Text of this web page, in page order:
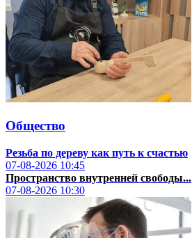
Общество
Резьба по дереву как путь к счастью
07-08-2026 10:45
Пространство внутренней свободы...
07-08-2026 10:30